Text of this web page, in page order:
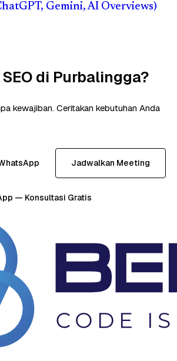
Gemini, AI Overviews)
di Purbalingga?
kewajiban. Ceritakan kebutuhan Anda
Jadwalkan Meeting
— Konsultasi Gratis